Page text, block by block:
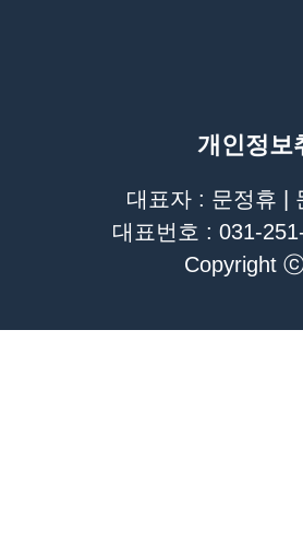
개인정보
대표자 : 문정휴 |
대표번호 : 031-
Copyright